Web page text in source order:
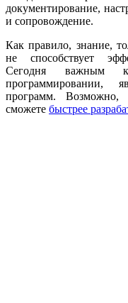
документирование,
и сопровождение.
Как правило, знание,
не способствует
Сегодня важным
программировании,
программ.
сможете быстрее